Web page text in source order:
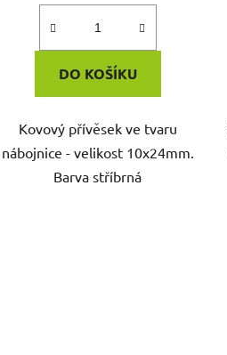
DO KOŠÍKU
Kovový přívěsek ve tvaru
nábojnice - velikost 10x24mm.
Barva stříbrná